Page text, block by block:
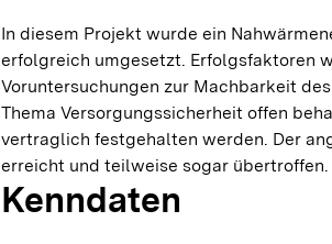
In diesem Projekt wurde ein
erfolgreich umgesetzt. Erfolgsfaktoren
Voruntersuchungen zur Machbarkeit
Thema Versorgungssicherheit offen
vertraglich festgehalten werden. Der
erreicht und teilweise sogar übertroffen.
Kenndaten